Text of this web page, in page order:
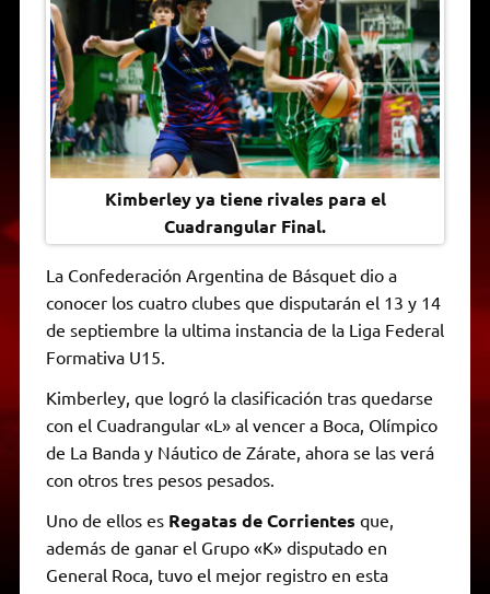
A
p
a
m
o
o
k
n
g
e
r
i
n
k
F
r
i
e
n
d
l
y
Kimberley ya tiene rivales para el
Cuadrangular Final.
La Confederación Argentina de Básquet dio a
conocer los cuatro clubes que disputarán el 13 y 14
de septiembre la ultima instancia de la Liga Federal
Formativa U15.
Kimberley, que logró la clasificación tras quedarse
con el Cuadrangular «L» al vencer a Boca, Olímpico
de La Banda y Náutico de Zárate, ahora se las verá
con otros tres pesos pesados.
Uno de ellos es Regatas de Corrientes que,
además de ganar el Grupo «K» disputado en
General Roca, tuvo el mejor registro en esta